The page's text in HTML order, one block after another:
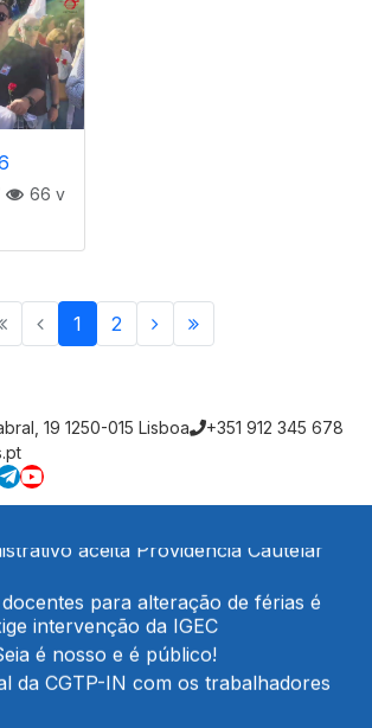
66 v
1 2
19 1250-015 Lisboa
+351 912 345 678
de denúncia pública e de
profissionais de saúde, mais
Rainha Dona Leonor
em Greve
no dia 7 de Agosto
aceita Providência Cautelar
para alteração de férias é
intervenção da IGEC
é nosso e é público!
da CGTP-IN com os trabalhadores
do Contrato Colectivo de